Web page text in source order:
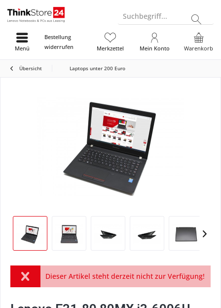
Suchbegriff...
Bestellung
widerrufen
Warenkorb
Merkzettel Mein Konto
Menü
Übersicht Laptops unter 200 Euro
Dieser Artikel steht derzeit nicht zur Verfügung!